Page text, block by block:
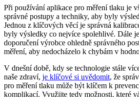
Při používání aplikace pro měření tlaku je
správné postupy a techniky, aby byly
Jednou z klíčových věcí je správná
byly výsledky co nejvíce spolehlivé. Dále
doporučení výrobce ohledně správného
měření, aby nedocházelo k chybám v
V dnešní době, kdy se technologie stále
naše zdraví, je klíčové si uvědomit, že
pro měření tlaku může být klíčem k
komplikací. Využijte tedy možnosti, které